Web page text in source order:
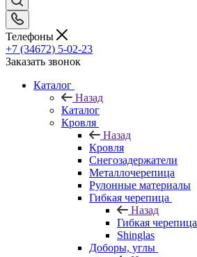
Телефоны
+7 (34672) 5-02-23
Заказать звонок
Каталог
Назад
Каталог
Кровля
Назад
Кровля
Снегозадержатели
Металлочерепица
Рулонные материалы
Гибкая черепица
Назад
Гибкая черепица
Shinglas
Доборы, углы